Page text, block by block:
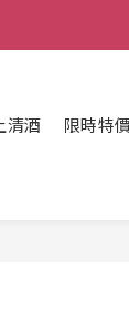
購物滿
清酒 限時特價